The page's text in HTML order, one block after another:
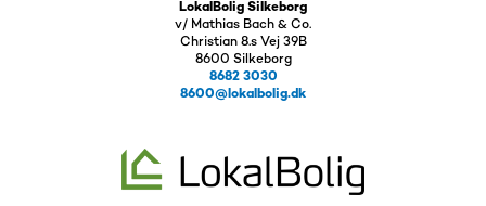
LokalBolig Silkeborg
v/ Mathias Bach & Co.
Christian 8.s Vej 39B
8600 Silkeborg
8682 3030
8600@lokalbolig.dk